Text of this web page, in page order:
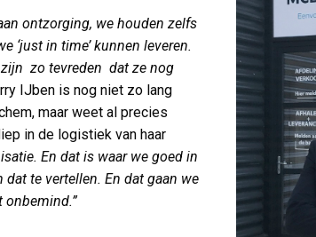
ontzorging, we houden zelfs
‘just in time’ kunnen leveren.
zijn zo tevreden dat ze nog
IJben is nog niet zo lang
maar weet al precies
in de logistiek van haar
En dat is waar we goed in
te vertellen. En dat gaan we
onbemind.”